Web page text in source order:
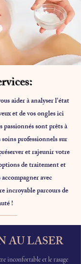
aider à analyser l'état
et de vos ongles ici
sont prêts à
professionnels sur
et rajeunir votre
de traitement et
avec
incroyable parcours de
!
AU LASER
inconfortable et le rasage